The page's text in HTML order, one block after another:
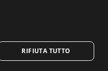
idonei effettuati
RIFIUTA TUTTO